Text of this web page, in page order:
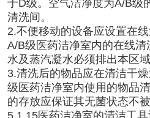
于D级。空气洁净度为A/B级
清洗间。
2.不便移动的设备应设置在
A/B级医药洁净室内的在线
水及蒸汽凝水必须排出本区域
3.清洗后的物品应在清洁干
级医药洁净室内使用的物品
的存放应保证其无菌状态不
5.1.15医药洁净室的清洁工